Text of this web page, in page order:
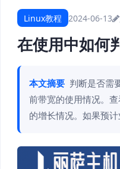
Linux教程 2024-06-13
在使用中如何
本文摘要 判断是否需
前带宽的使用情况。
的增长情况。如果预